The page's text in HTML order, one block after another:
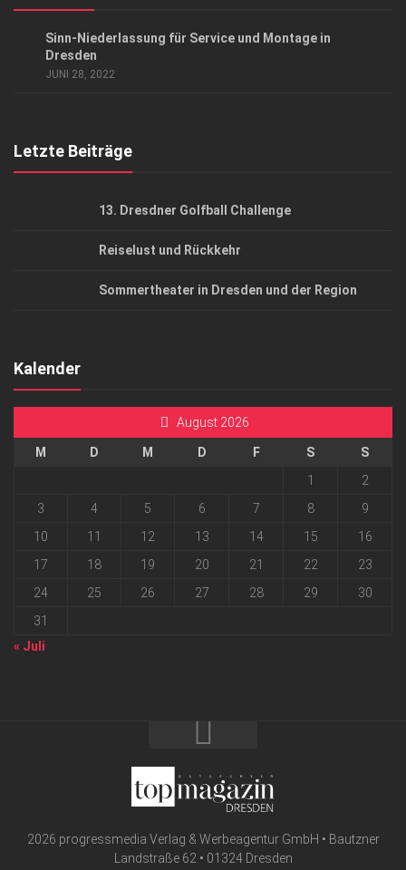
Sinn-Niederlassung für Service und Montage in
Dresden
JUNI 28, 2022
Letzte Beiträge
13. Dresdner Golfball Challenge
Reiselust und Rückkehr
Sommertheater in Dresden und der Region
Kalender
August 2026
M D M D F S
S
1
2
3
4 5 6 7 8
9
10
11 12 13 14 15
16
17
18 19 20 21 22
23
24
25 26 27 28 29
30
31
« Juli
2026 progressmedia Verlag & Werbeagentur GmbH • Bautzner
Landstraße 62 • 01324 Dresden